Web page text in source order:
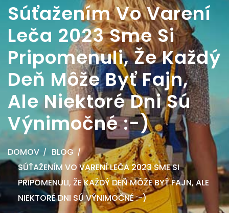
Súťažením Vo Varení
Leča 2023 Sme Si
Pripomenuli, Že Každý
Deň Môže Byť Fajn,
Ale Niektoré Dni Sú
Výnimočné :-)
DOMOV
BLOG
SÚŤAŽENÍM VO VARENÍ LEČA 2023 SME SI
PRIPOMENULI, ŽE KAŽDÝ DEŇ MÔŽE BYŤ FAJN, ALE
NIEKTORÉ DNI SÚ VÝNIMOČNÉ :-)